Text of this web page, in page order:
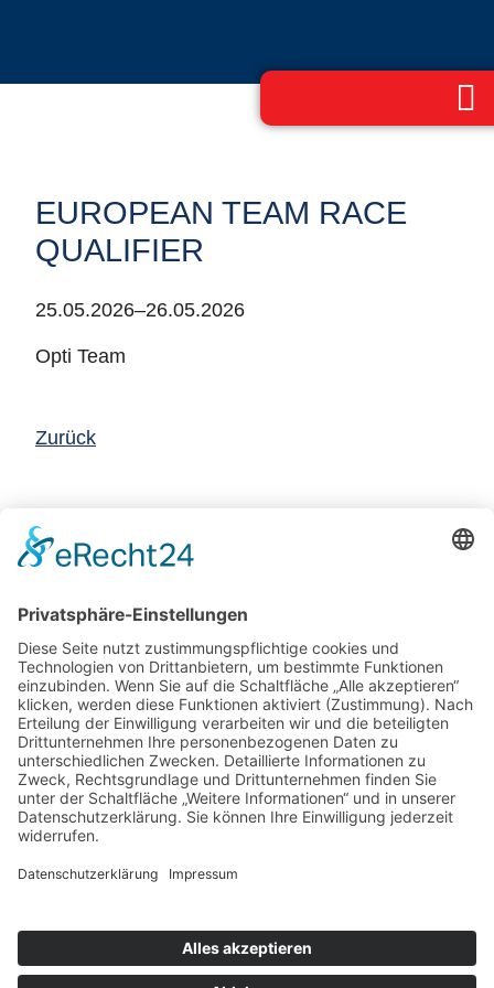
EUROPEAN TEAM RACE
QUALIFIER
25.05.2026–26.05.2026
Opti Team
Zurück
Potsdamer Yacht Club e. V.
Königstr. 3A
14109 Berlin
Tel: +49 30 805 35 58
KONTAKT|IMPRESSUM|DATENSCHUTZ